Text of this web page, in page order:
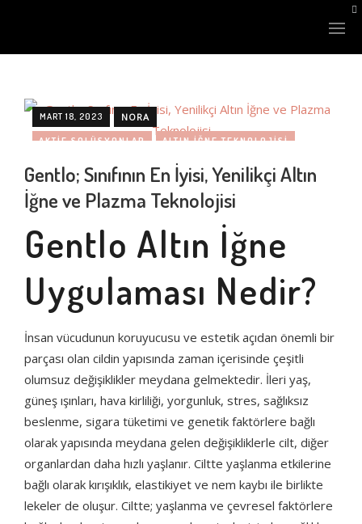
LAZER SİSTEMLERİ
FINEXEL CO2
XLASE BBL
XLASE PICO Q-SWITCH
XLASE SPL ND:YAG
XLASE ER:YAG
XLASE ALEX PRO
VÜCUT SİSTEMLERİ
COAXMED
COAXMED ONE
CRYOLIPOSCULPT
MART 18, 2023 NORA
AKTIF SOLÜSYONLAR ALTIN İĞNE TEKNOLOJISI
CILT BAKIMI CILT SIKILAŞTIRMA CILT YENILEME
ELASTIN ÜRETIMI GENÇLEŞTIRME
GÜZELLIK ENDÜSTRISI KIRIŞIKLIK AZALTMA
KOLAJEN ÜRETIMI LEKE AZALTMA MIKRO IĞNELER
NEMLENDIRME PLAZMA TEKNOLOJISI
YÜKSEK ENERJILI PLAZMA IŞINLARI
BLOG
Gentlo; Sınıfının En İyisi, Yenilikçi Altın
İğne ve Plazma Teknolojisi
Gentlo Altın İğne
Uygulaması Nedir?
İnsan vücudunun koruyucusu ve estetik açıdan önemli bir
parçası olan cildin yapısında zaman içerisinde çeşitli
olumsuz değişiklikler meydana gelmektedir. İleri yaş,
güneş ışınları, hava kirliliği, yorgunluk, stres, sağlıksız
beslenme, sigara tüketimi ve genetik faktörlere bağlı
olarak yapısında meydana gelen değişikliklerle cilt, diğer
organlardan daha hızlı yaşlanır. Ciltte yaşlanma etkilerine
bağlı olarak kırışıklık, elastikiyet ve nem kaybı ile birlikte
lekeler de oluşur. Ciltte; yaşlanma ve çevresel faktörlere